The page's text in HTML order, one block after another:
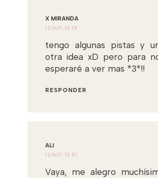
X MIRANDA
12/6/11 13:15
tengo algunas pistas y
otra idea xD pero para
esperaré a ver mas *3*!!
RESPONDER
ALI
12/6/11 13:51
Vaya, me alegro